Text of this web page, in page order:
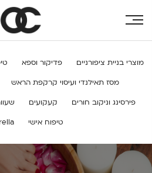
מוצרי בניית ציפורניים פדיקור וספא
מסז תאילנדי ועיסוי קרקפת הראש
פירסינג וניקוב חורים קעקועים
טיפוח אישי